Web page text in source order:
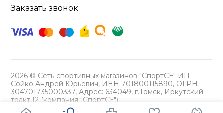
Заказать звонок
2026 © Сеть спортивных магазинов "СпортСЕ" ИП
Сойко Андрей Юрьевич, ИНН 701800115890, ОГРН
304701735000337, Адрес: 634049, г.Томск, Иркутский
тракт,12 (компания "СпортСЕ")